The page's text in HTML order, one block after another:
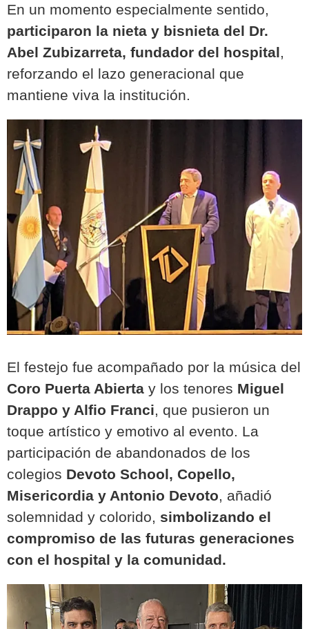
En un momento especialmente sentido,
participaron la nieta y bisnieta del Dr.
Abel Zubizarreta, fundador del hospital,
reforzando el lazo generacional que
mantiene viva la institución.
El festejo fue acompañado por la música del
Coro Puerta Abierta y los tenores Miguel
Drappo y Alfio Franci, que pusieron un
toque artístico y emotivo al evento. La
participación de abandonados de los
colegios Devoto School, Copello,
Misericordia y Antonio Devoto, añadió
solemnidad y colorido, simbolizando el
compromiso de las futuras generaciones
con el hospital y la comunidad.